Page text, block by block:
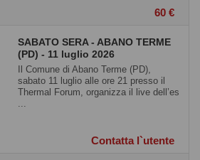
60 €
SABATO SERA - ABANO TERME
(PD) - 11 luglio 2026
Il Comune di Abano Terme (PD),
sabato 11 luglio alle ore 21 presso il
Thermal Forum, organizza il live dell’es
...
Contatta l`utente